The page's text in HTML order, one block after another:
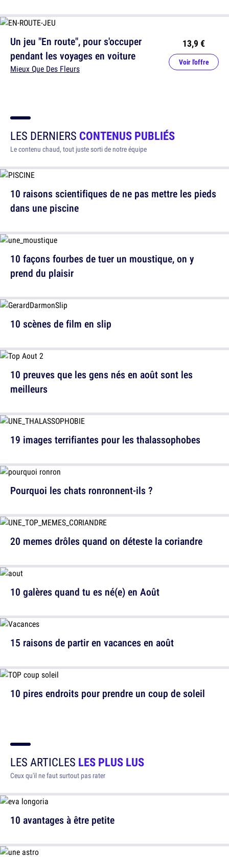
Un jeu "En route", pour s'occuper
pendant les voyages en voiture
Mieux Que Des Fleurs
13,9 €
Voir l'offre
LES DERNIERS CONTENUS PUBLIÉS
Le contenu chaud, tout juste sorti de notre équipe
10 raisons scientifiques de ne pas mettre les pieds
dans une piscine
10 scènes de film en slip
19 images terrifiantes pour les thalassophobes
20 memes drôles quand on déteste la coriandre
15 raisons de partir en vacances en août
10 façons fourbes de tuer un moustique, on y
prend du plaisir
10 preuves que les gens nés en août sont les
meilleurs
Pourquoi les chats ronronnent-ils ?
10 galères quand tu es né(e) en Août
10 pires endroits pour prendre un coup de soleil
LES ARTICLES LES PLUS LUS
Ceux qu'il ne faut surtout pas rater
10 avantages à être petite